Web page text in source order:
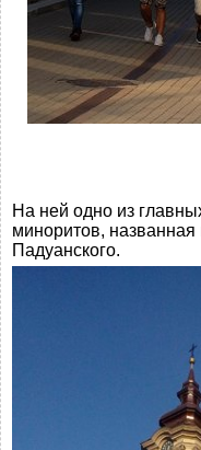
На ней одно из
миноритов, названная
Падуанского.